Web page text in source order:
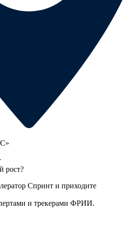
рост?
Спринт и приходите
и трекерами ФРИИ.